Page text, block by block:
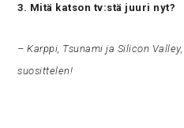
3. Mitä katson tv:stä juuri nyt?
– Karppi, Tsunami ja Silicon
suosittelen!